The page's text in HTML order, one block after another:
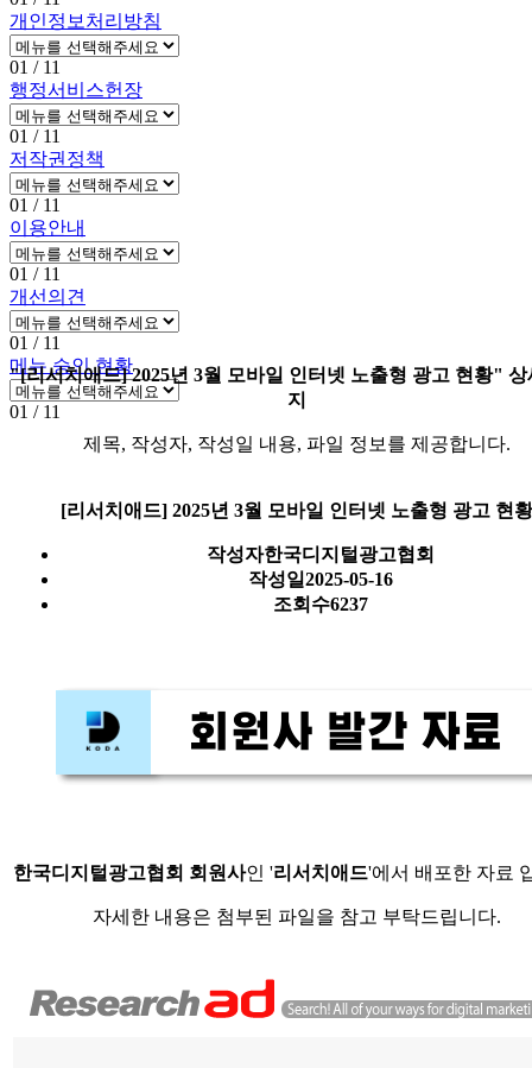
개인정보처리방침
01 / 11
행정서비스헌장
01 / 11
저작권정책
01 / 11
이용안내
01 / 11
개선의견
01 / 11
메뉴 승인 현황
01 / 11
"[리서치애드] 2025년 3월 모바일 인터넷 노출형 광고 현황" 상
지
제목, 작성자, 작성일 내용, 파일 정보를 제공합니다.
[리서치애드] 2025년 3월 모바일 인터넷 노출형 광고 현황
작성자한국디지털광고협회
작성일2025-05-16
조회수6237
한국디지털광고협회 회원사인 '리서치애드'에서 배포한 자료
자세한 내용은 첨부된 파일을 참고 부탁드립니다.